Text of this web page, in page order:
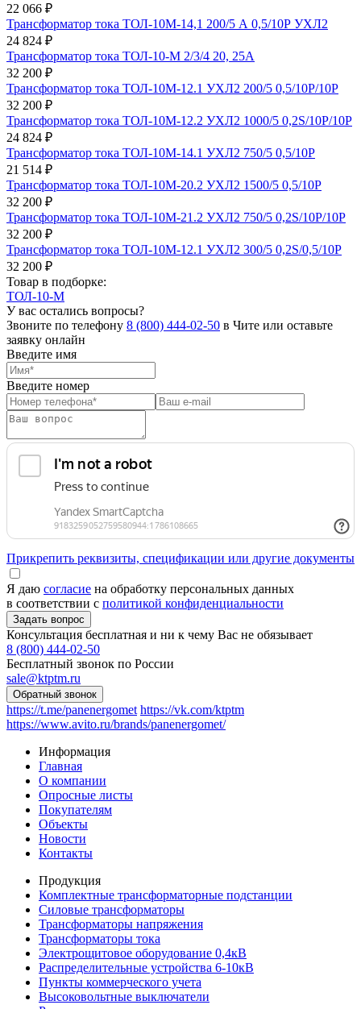
22 066 ₽
Трансформатор тока ТОЛ-10М-14,1 200/5 А 0,5/10Р УХЛ2
24 824 ₽
Трансформатор тока ТОЛ-10-М 2/3/4 20, 25А
32 200 ₽
Трансформатор тока ТОЛ-10М-12.1 УХЛ2 200/5 0,5/10Р/10Р
32 200 ₽
Трансформатор тока ТОЛ-10М-12.2 УХЛ2 1000/5 0,2S/10Р/10Р
24 824 ₽
Трансформатор тока ТОЛ-10М-14.1 УХЛ2 750/5 0,5/10Р
21 514 ₽
Трансформатор тока ТОЛ-10М-20.2 УХЛ2 1500/5 0,5/10Р
32 200 ₽
Трансформатор тока ТОЛ-10М-21.2 УХЛ2 750/5 0,2S/10Р/10Р
32 200 ₽
Трансформатор тока ТОЛ-10М-12.1 УХЛ2 300/5 0,2S/0,5/10Р
32 200 ₽
Товар в подборке:
ТОЛ-10-М
У вас остались вопросы?
Звоните по телефону 8 (800) 444-02-50 в Чите или оставьте
заявку онлайн
Введите имя
Введите номер
Прикрепить реквизиты, спецификации или другие документы
Я даю согласие на обработку персональных данных
в соответствии с политикой конфиденциальности
Консультация бесплатная и ни к чему Вас не обязывает
8 (800) 444-02-50
Бесплатный звонок по России
sale@ktptm.ru
https://t.me/panenergomet https://vk.com/ktptm
https://www.avito.ru/brands/panenergomet/
Информация
Главная
О компании
Опросные листы
Покупателям
Объекты
Новости
Контакты
Продукция
Комплектные трансформаторные подстанции
Силовые трансформаторы
Трансформаторы напряжения
Трансформаторы тока
Электрощитовое оборудование 0,4кВ
Распределительные устройства 6-10кВ
Пункты коммерческого учета
Высоковольтные выключатели